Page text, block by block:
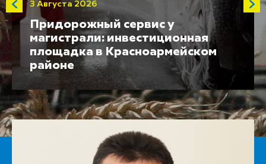
3 Августа 2026
Придорожный сервис у
магистрали: инвестиционная
площадка в Красноармейском
районе